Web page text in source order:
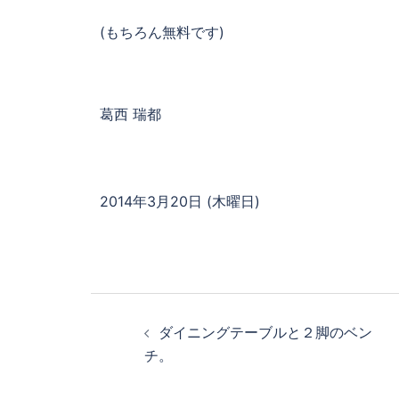
(もちろん無料です)
葛西 瑞都
2014年3月20日 (木曜日)
ダイニングテーブルと２脚のベン
チ。